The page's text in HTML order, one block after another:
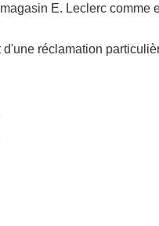
E. Leclerc comme
réclamation